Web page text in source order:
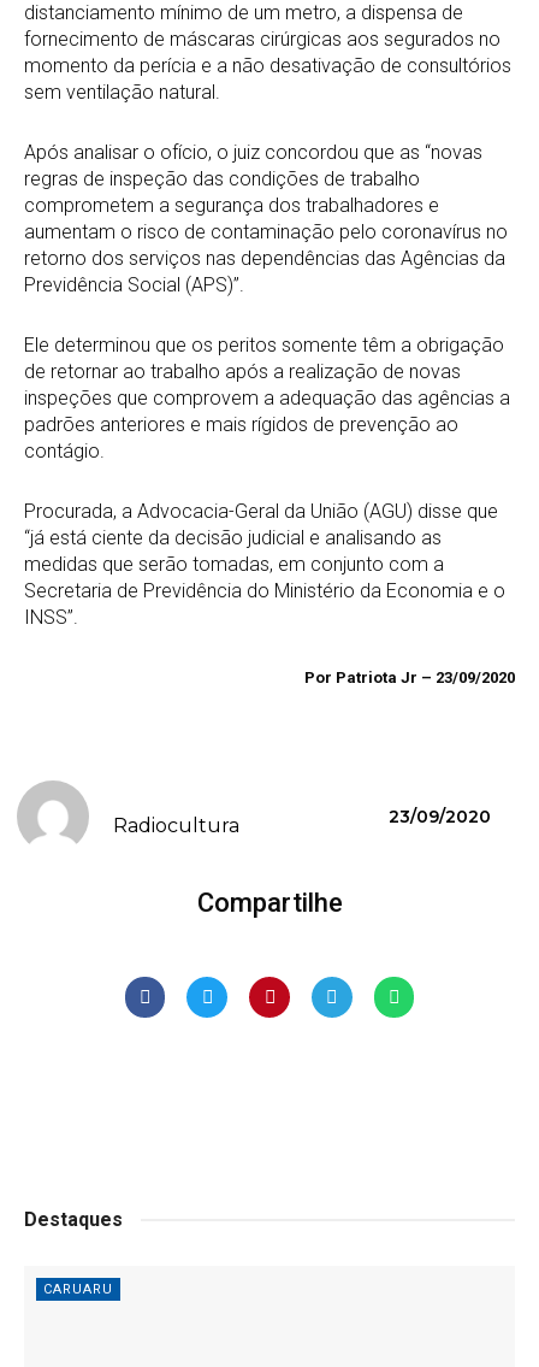
distanciamento mínimo de um metro, a dispensa de
fornecimento de máscaras cirúrgicas aos segurados no
momento da perícia e a não desativação de consultórios
sem ventilação natural.
Após analisar o ofício, o juiz concordou que as “novas
regras de inspeção das condições de trabalho
comprometem a segurança dos trabalhadores e
aumentam o risco de contaminação pelo coronavírus no
retorno dos serviços nas dependências das Agências da
Previdência Social (APS)”.
Ele determinou que os peritos somente têm a obrigação
de retornar ao trabalho após a realização de novas
inspeções que comprovem a adequação das agências a
padrões anteriores e mais rígidos de prevenção ao
contágio.
Procurada, a Advocacia-Geral da União (AGU) disse que
“já está ciente da decisão judicial e analisando as
medidas que serão tomadas, em conjunto com a
Secretaria de Previdência do Ministério da Economia e o
INSS”.
Por Patriota Jr – 23/09/2020
Radiocultura 23/09/2020
Compartilhe
Destaques
CARUARU